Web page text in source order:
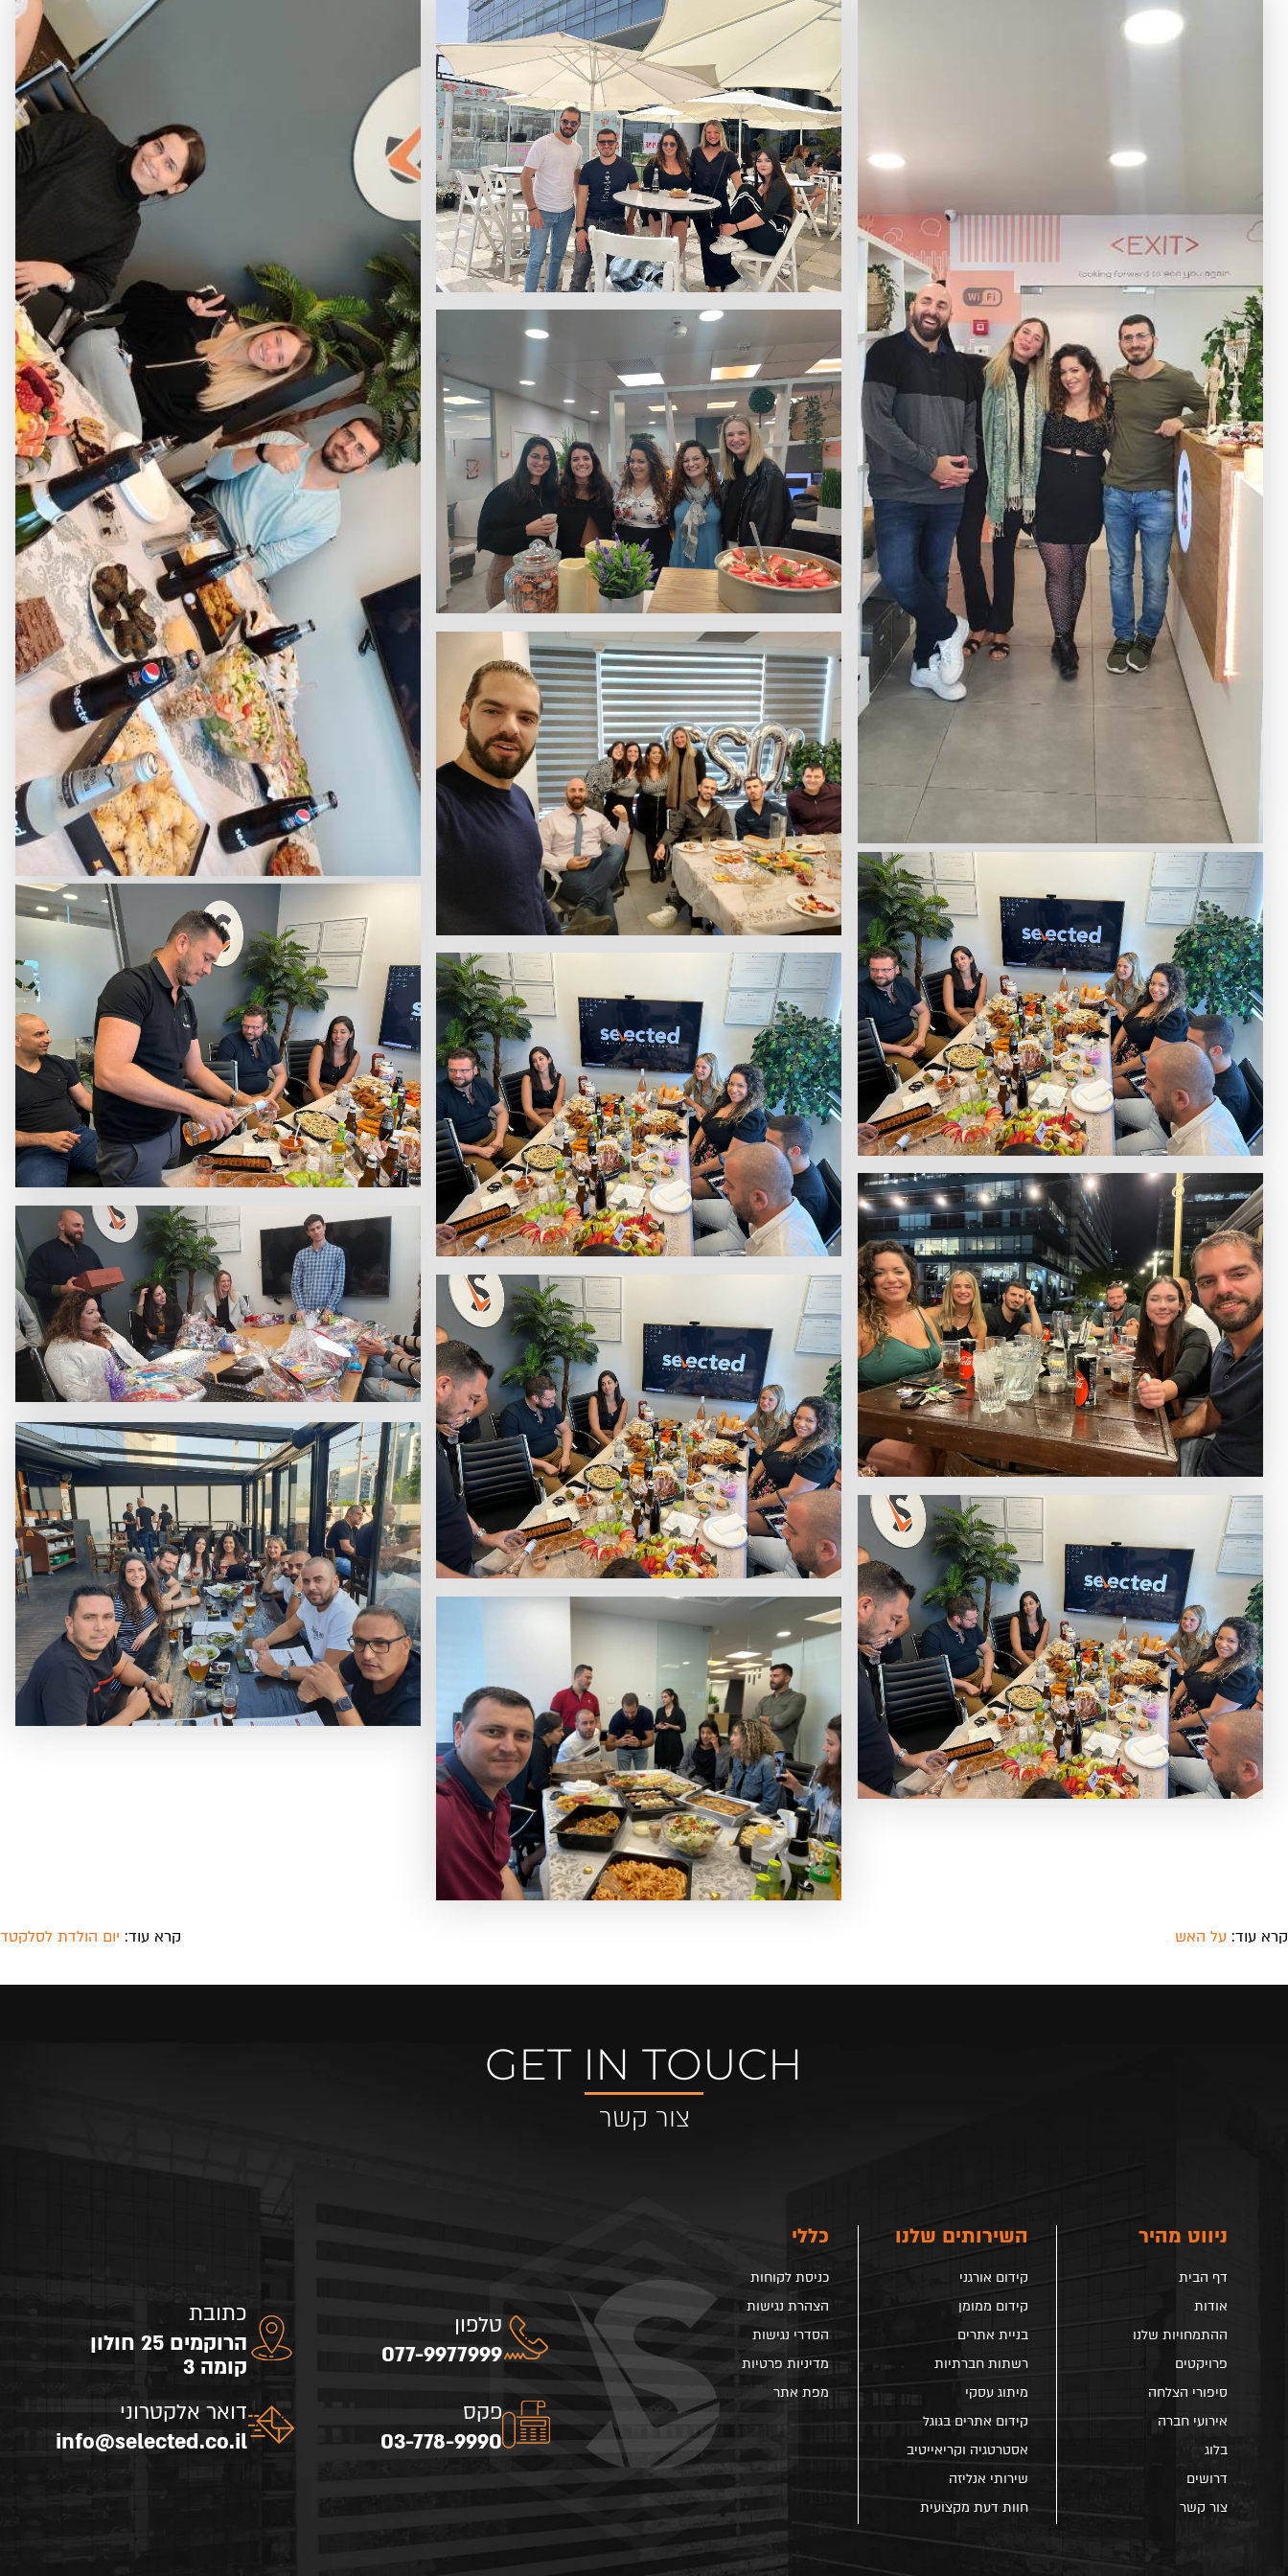
קרא עוד: על האש קרא עוד: יום הולדת לסלקטד
GET IN TOUCH
צור קשר
ניווט מהיר
דף הבית
אודות
ההתמחויות שלנו
פרויקטים
סיפורי הצלחה
אירועי חברה
בלוג
דרושים
צור קשר
השירותים שלנו
קידום אורגני
קידום ממומן
בניית אתרים
רשתות חברתיות
מיתוג עסקי
קידום אתרים בגוגל
אסטרטגיה וקריאייטיב
שירותי אנליזה
חוות דעת מקצועית
כללי
כניסת לקוחות
הצהרת נגישות
הסדרי נגישות
מדיניות פרטיות
מפת אתר
טלפון
077-9977999
כתובת
הרוקמים 25 חולון
קומה 3
פקס
03-778-9990
דואר אלקטרוני
info@selected.co.il